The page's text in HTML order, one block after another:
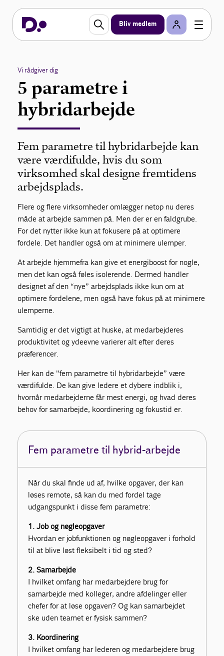
Bliv medlem
Vi rådgiver dig
5 parametre i
hybridarbejde
Fem parametre til hybridarbejde kan
være værdifulde, hvis du som
virksomhed skal designe fremtidens
arbejdsplads.
Flere og flere virksomheder omlægger netop nu deres
måde at arbejde sammen på. Men der er en faldgrube.
For det nytter ikke kun at fokusere på at optimere
fordele. Det handler også om at minimere ulemper.
At arbejde hjemmefra kan give et energiboost for nogle,
men det kan også føles isolerende. Dermed handler
designet af den “nye” arbejdsplads ikke kun om at
optimere fordelene, men også have fokus på at minimere
ulemperne.
Samtidig er det vigtigt at huske, at medarbejderes
produktivitet og ydeevne varierer alt efter deres
præferencer.
Her kan de "fem parametre til hybridarbejde” være
værdifulde. De kan give ledere et dybere indblik i,
hvornår medarbejderne får mest energi, og hvad deres
behov for samarbejde, koordinering og fokustid er.
Fem parametre til hybrid-arbejde
Når du skal finde ud af, hvilke opgaver, der kan
løses remote, så kan du med fordel tage
udgangspunkt i disse fem parametre:
1. Job og nøgleopgaver
Hvordan er jobfunktionen og nøgleopgaver i forhold
til at blive løst fleksibelt i tid og sted?
2. Samarbejde
I hvilket omfang har medarbejdere brug for
samarbejde med kolleger, andre afdelinger eller
chefer for at løse opgaven? Og kan samarbejdet
ske uden teamet er fysisk sammen?
3. Koordinering
I hvilket omfang har lederen og medarbejdere brug